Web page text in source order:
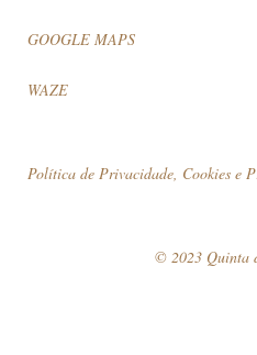
GOOGLE MAPS
WAZE
Política de Privacidade, Cookies e
© 2023 Quinta